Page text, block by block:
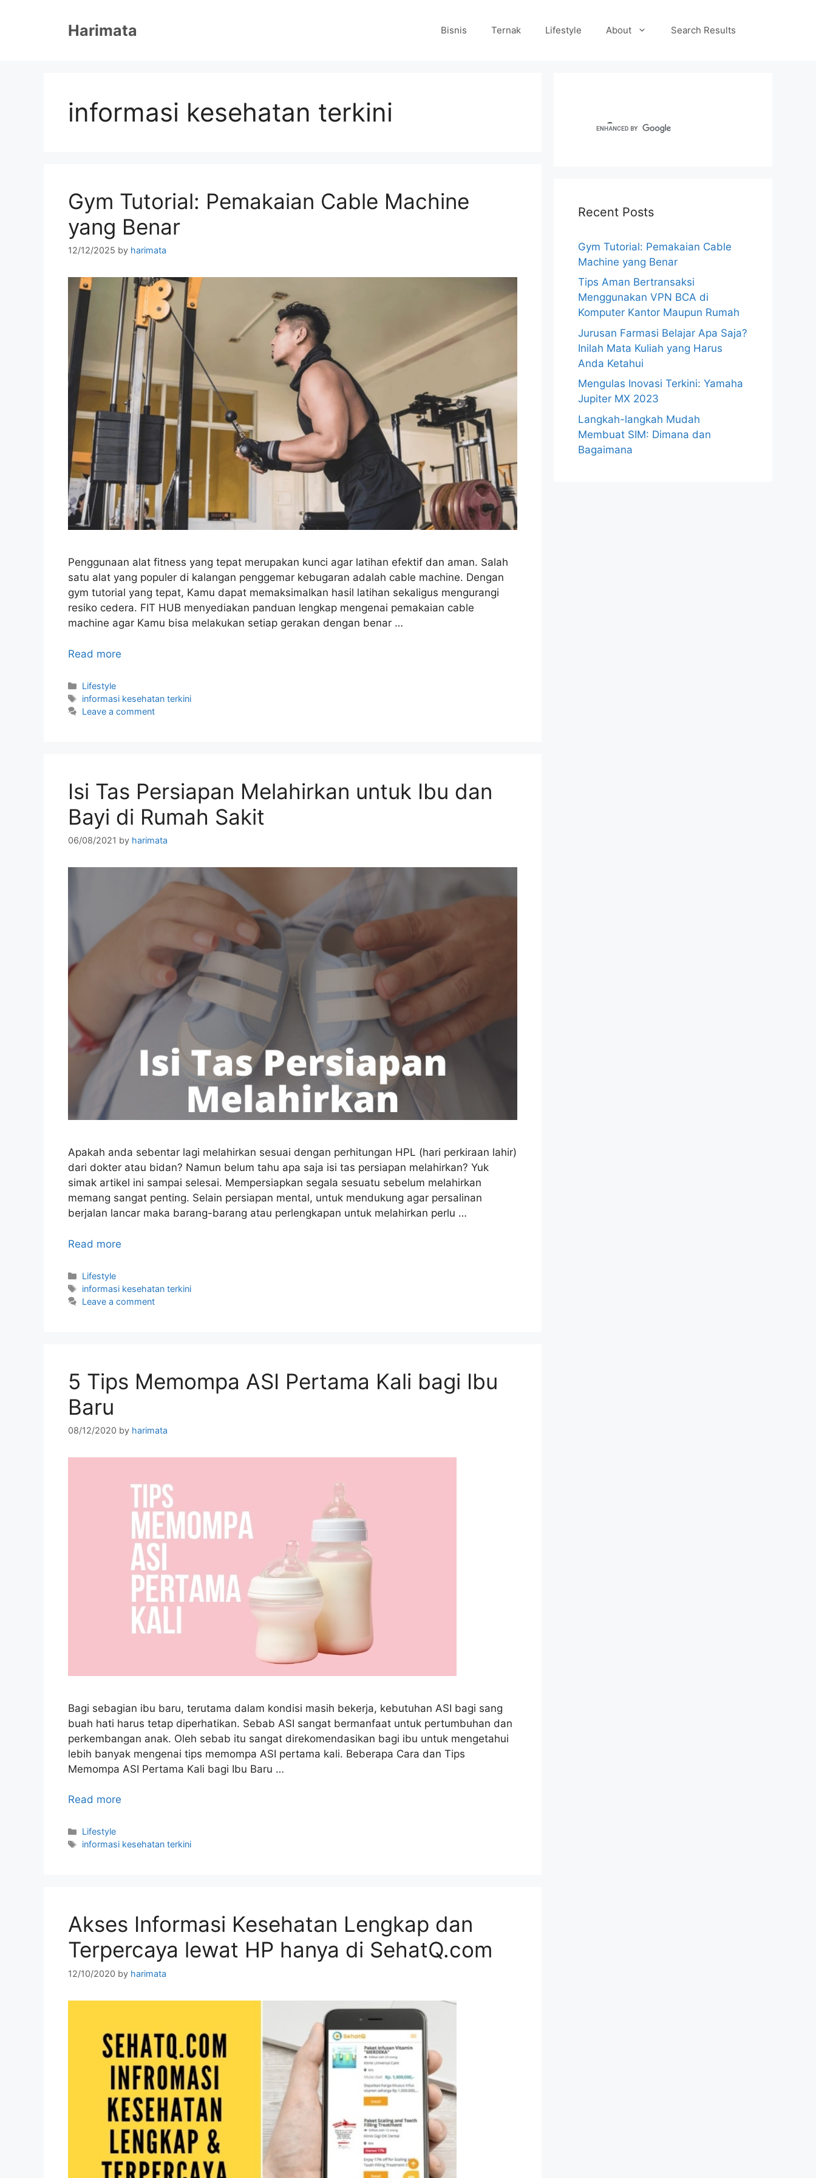
Harimata Bisnis Ternak Lifestyle About Search Results
informasi kesehatan terkini
Gym Tutorial: Pemakaian Cable Machine
yang Benar
12/12/2025 by harimata
Penggunaan alat fitness yang tepat merupakan kunci agar latihan efektif dan aman. Salah
satu alat yang populer di kalangan penggemar kebugaran adalah cable machine. Dengan
gym tutorial yang tepat, Kamu dapat memaksimalkan hasil latihan sekaligus mengurangi
resiko cedera. FIT HUB menyediakan panduan lengkap mengenai pemakaian cable
machine agar Kamu bisa melakukan setiap gerakan dengan benar …
Read more
Categories
Lifestyle
Tags
informasi kesehatan terkini
Leave a comment
Isi Tas Persiapan Melahirkan untuk Ibu dan
Bayi di Rumah Sakit
06/08/2021 by harimata
Apakah anda sebentar lagi melahirkan sesuai dengan perhitungan HPL (hari perkiraan lahir)
dari dokter atau bidan? Namun belum tahu apa saja isi tas persiapan melahirkan? Yuk
simak artikel ini sampai selesai. Mempersiapkan segala sesuatu sebelum melahirkan
memang sangat penting. Selain persiapan mental, untuk mendukung agar persalinan
berjalan lancar maka barang-barang atau perlengkapan untuk melahirkan perlu …
Read more
Categories
Lifestyle
Tags
informasi kesehatan terkini
Leave a comment
5 Tips Memompa ASI Pertama Kali bagi Ibu
Baru
08/12/2020 by harimata
Bagi sebagian ibu baru, terutama dalam kondisi masih bekerja, kebutuhan ASI bagi sang
buah hati harus tetap diperhatikan. Sebab ASI sangat bermanfaat untuk pertumbuhan dan
perkembangan anak. Oleh sebab itu sangat direkomendasikan bagi ibu untuk mengetahui
lebih banyak mengenai tips memompa ASI pertama kali. Beberapa Cara dan Tips
Memompa ASI Pertama Kali bagi Ibu Baru …
Read more
Categories
Lifestyle
Tags
informasi kesehatan terkini
Akses Informasi Kesehatan Lengkap dan
Terpercaya lewat HP hanya di SehatQ.com
12/10/2020 by harimata
Recent Posts
Gym Tutorial: Pemakaian Cable
Machine yang Benar
Tips Aman Bertransaksi
Menggunakan VPN BCA di
Komputer Kantor Maupun Rumah
Jurusan Farmasi Belajar Apa Saja?
Inilah Mata Kuliah yang Harus
Anda Ketahui
Mengulas Inovasi Terkini: Yamaha
Jupiter MX 2023
Langkah-langkah Mudah
Membuat SIM: Dimana dan
Bagaimana